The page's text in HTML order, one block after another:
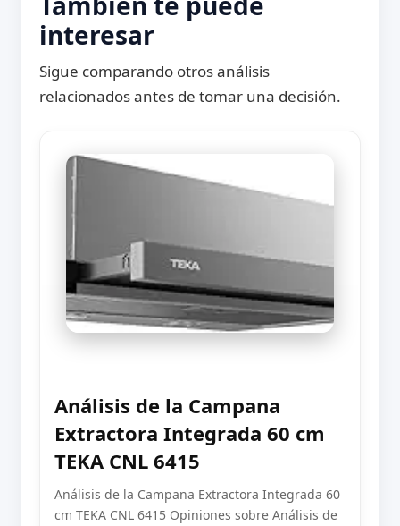
interesar
Sigue comparando otros análisis
relacionados antes de tomar una decisión.
Análisis de la Campana
Extractora Integrada 60 cm
TEKA CNL 6415
Análisis de la Campana Extractora Integrada 60
cm TEKA CNL 6415 Opiniones sobre Análisis de